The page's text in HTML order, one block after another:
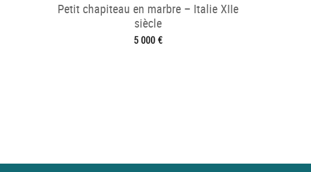
Petit chapiteau en marbre – Italie XIIe
siècle
5 000 €